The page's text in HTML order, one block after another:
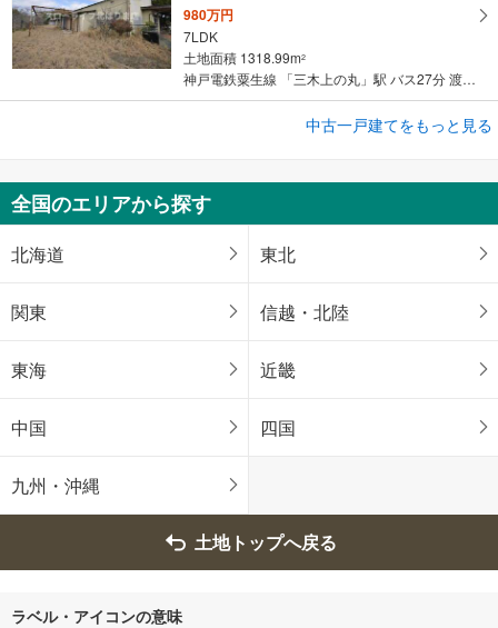
980万円
7LDK
土地面積 1318.99m2
神戸電鉄粟生線 「三木上の丸」駅 バス27分 渡瀬 バス停下車 徒歩4分
2,900万円
ワンルーム
土地面積 231.44m2
紀勢本線（JR西日本） 「紀伊新庄」駅 徒歩27分
中古一戸建てをもっと見る
全国のエリアから探す
北海道 東北
関東 信越・北陸
東海 近畿
中国 四国
九州・沖縄
土地トップへ戻る
ラベル・アイコンの意味